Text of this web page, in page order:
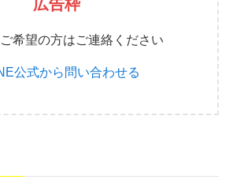
広告枠
希望の方はご連絡ください
公式から問い合わせる